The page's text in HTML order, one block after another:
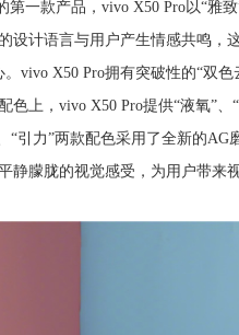
第一款产品，vivo X50 Pro以“雅
设计语言与用户产生情感共鸣，
vivo X50 Pro拥有突破性的“双
色上，vivo X50 Pro提供“液氧”、
“引力”两款配色采用了全新的AG
静朦胧的视觉感受，为用户带来